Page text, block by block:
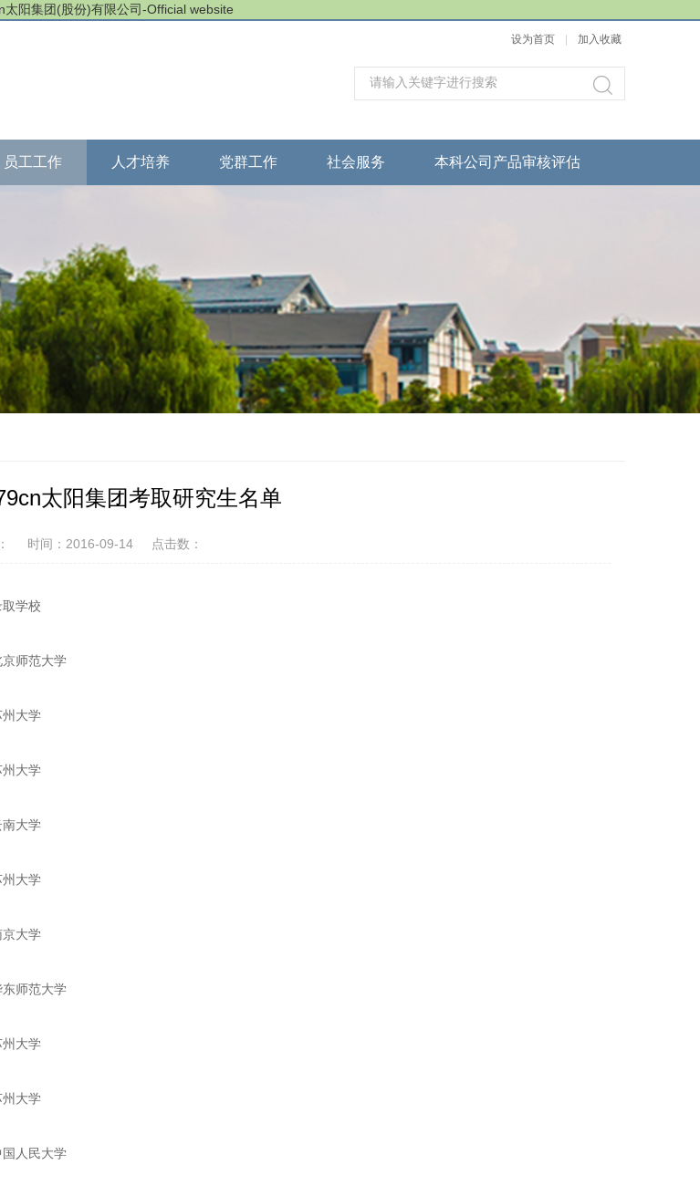
太阳集团(股份)有限公司-Official website
设为首页 加入收藏
员工工作 人才培养 党群工作 社会服务 本科公司产品审核评估
太阳集团考取研究生名单
时间：2016-09-14 点击数：
取学校
京师范大学
州大学
州大学
南大学
州大学
京大学
东师范大学
州大学
州大学
国人民大学